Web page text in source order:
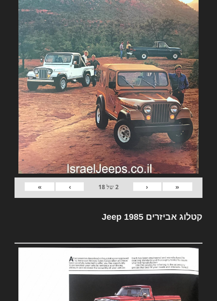
«
‹
2של18
›
»
קטלוג אביזרים Jeep 1985